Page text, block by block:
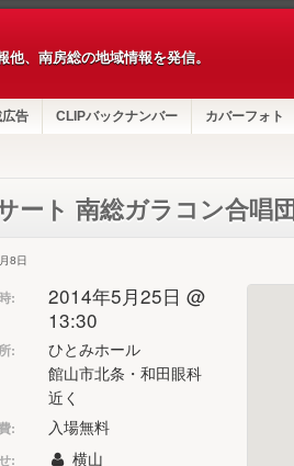
、南房総の地域情報を発信。
告 CLIPバックナンバー カバーフォト
ート 南総ガラコン合唱団
8日
:
2014年5月25日 @
13:30
:
ひとみホール
館山市北条・和田眼科
近く
: 入場無料
:
横山